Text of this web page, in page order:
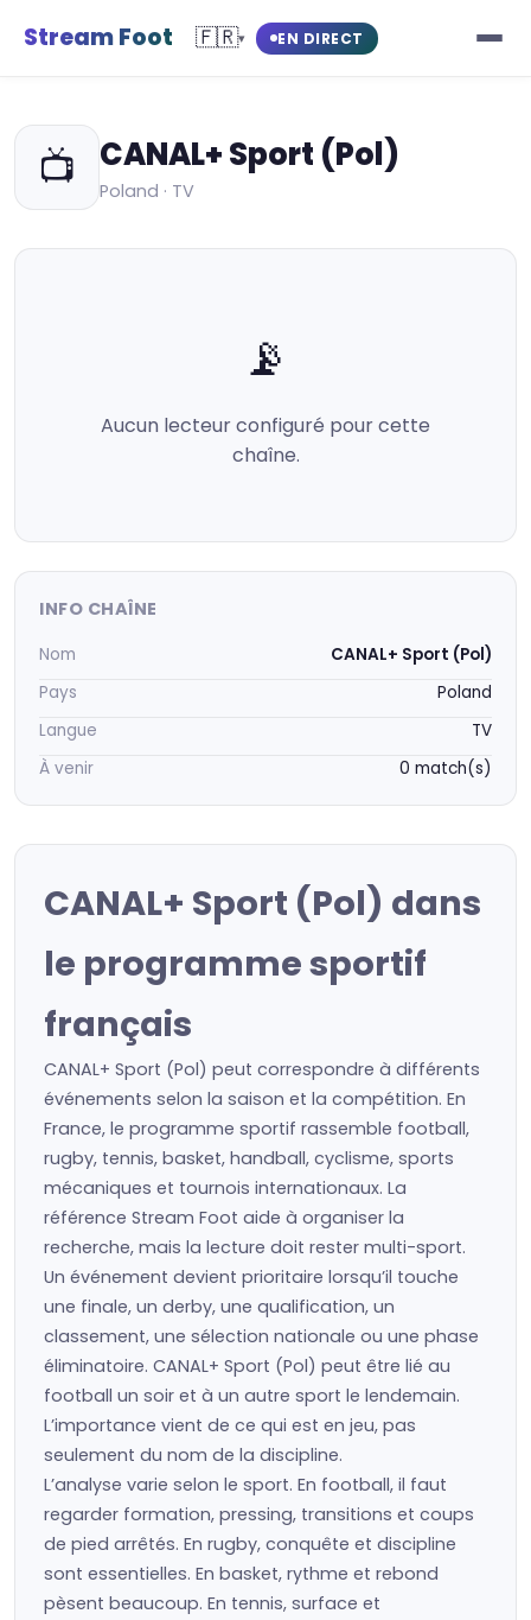
Stream Foot 🇫🇷▾ EN DIRECT
📺 CANAL+ Sport (Pol)
Poland · TV
📡
Aucun lecteur configuré pour cette
chaîne.
INFO CHAÎNE
Nom
CANAL+ Sport (Pol)
Pays
Poland
Langue
TV
À venir
0 match(s)
CANAL+ Sport (Pol) dans
le programme sportif
français
CANAL+ Sport (Pol) peut correspondre à différents
événements selon la saison et la compétition. En
France, le programme sportif rassemble football,
rugby, tennis, basket, handball, cyclisme, sports
mécaniques et tournois internationaux. La
référence Stream Foot aide à organiser la
recherche, mais la lecture doit rester multi-sport.
Un événement devient prioritaire lorsqu’il touche
une finale, un derby, une qualification, un
classement, une sélection nationale ou une phase
éliminatoire. CANAL+ Sport (Pol) peut être lié au
football un soir et à un autre sport le lendemain.
L’importance vient de ce qui est en jeu, pas
seulement du nom de la discipline.
L’analyse varie selon le sport. En football, il faut
regarder formation, pressing, transitions et coups
de pied arrêtés. En rugby, conquête et discipline
sont essentielles. En basket, rythme et rebond
pèsent beaucoup. En tennis, surface et